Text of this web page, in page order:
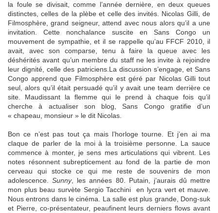
la foule se divisait, comme l’année dernière, en deux queues
distinctes, celles de la plèbe et celle des invités. Nicolas Gilli, de
Filmosphère, grand seigneur, attend avec nous alors qu’il a une
invitation. Cette nonchalance suscite en Sans Congo un
mouvement de sympathie, et il se rappelle qu’au FFCF 2010, il
avait, avec son comparse, tenu à faire la queue avec les
déshérités avant qu’un membre du staff ne les invite à rejoindre
leur dignité, celle des patriciens.La discussion s’engage, et Sans
Congo apprend que Filmosphère est géré par Nicolas Gilli tout
seul, alors qu’il était persuadé qu’il y avait une team derrière ce
site. Maudissant la flemme qui le prend à chaque fois qu’il
cherche à actualiser son blog, Sans Congo gratifie d’un
« chapeau, monsieur » le dit Nicolas.
Bon ce n’est pas tout ça mais l’horloge tourne. Et j’en ai ma
claque de parler de la moi à la troisième personne. La sauce
commence à monter, je sens mes articulations qui vibrent. Les
notes résonnent subrepticement au fond de la partie de mon
cerveau qui stocke ce qui me reste de souvenirs de mon
adolescence.Sunny, les années 80. Putain, j’aurais dû mettre
mon plus beau survète Sergio Tacchini
en lycra vert et mauve.
Nous entrons dans le cinéma. La salle est plus grande, Dong-suk
et Pierre, co-présentateur, peaufinent leurs derniers flows avant